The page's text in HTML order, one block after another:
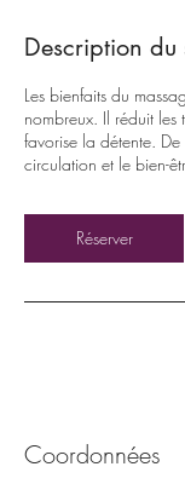
Description du
Les bienfaits du
nombreux. Il réduit les
favorise la détente.
circulation et le bien-
Réserver
Coordonnées